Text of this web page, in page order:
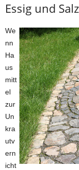
Essig und
We
nn
Ha
us
mitt
el
zur
Un
kra
utv
ern
icht